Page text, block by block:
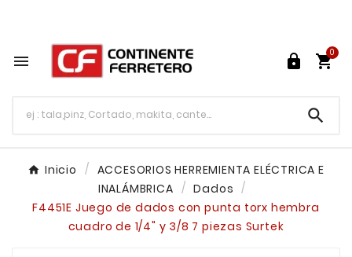
  
0

Inicio
ACCESORIOS HERREMIENTA ELÉCTRICA E
INALÁMBRICA
Dados
F4451E Juego de dados con punta torx hembra
cuadro de 1/4" y 3/8 7 piezas Surtek